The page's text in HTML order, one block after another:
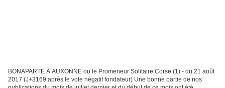
BONAPARTE À AUXONNE ou le Promeneur Solitaire Corse (1) - du 21 août
2017 (J+3169 après le vote négatif fondateur) Une bonne partie de nos